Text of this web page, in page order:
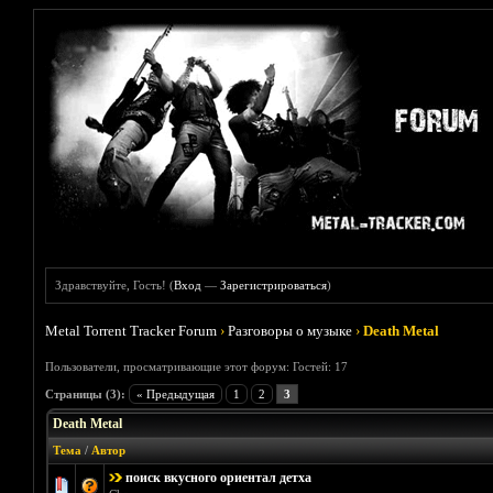
Здравствуйте, Гость! (Вход —Зарегистрироваться)
Metal Torrent Tracker Forum ›Разговоры о музыке ›Death Metal
Пользователи, просматривающие этот форум: Гостей: 17
Страницы (3): « Предыдущая 1 2 3
Death Metal
Тема / Автор
поиск вкусного ориентал детха